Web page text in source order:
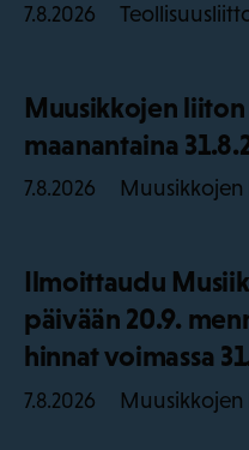
7.8.2026
Muusikkojen liiton
maanantaina
7.8.2026 Muusikkojen
Ilmoittaudu
päivään 20.9.
hinnat voimassa
7.8.2026 Muusikkojen